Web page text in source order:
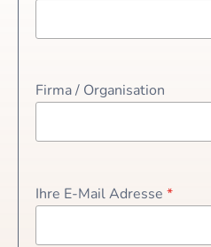
Firma / Organisation
Ihre E-Mail Adresse *